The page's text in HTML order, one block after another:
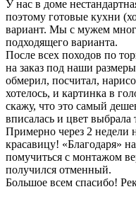
У нас в доме
поэтому готовые кухни
вариант. Мы с мужем
подходящего варианта.
После всех походов по
на заказ под наши
обмерил, посчитал,
хотелось, и картинка в
скажу, что это самый
вписалась и цвет выбрала
Примерно через 2
красавицу! «Благодаря»
помучиться с монтажом
получился отменный.
Большое всем спасибо!